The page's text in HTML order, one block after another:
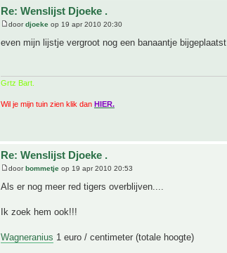
Re: Wenslijst Djoeke .
doordjoeke op 19 apr 2010 20:30
even mijn lijstje vergroot nog een banaantje bijgeplaatst
Grtz Bart.
Wil je mijn tuin zien klik dan HIER.
Re: Wenslijst Djoeke .
door bommetje op 19 apr 2010 20:53
Als er nog meer red tigers overblijven....
Ik zoek hem ook!!!
Wagneranius 1 euro / centimeter (totale hoogte)